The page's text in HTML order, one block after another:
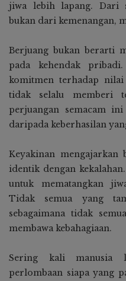
jiwa lebih lapang. Dari
bukan dari kemenangan,
Berjuang bukan berarti
pada kehendak
komitmen terhadap
tidak selalu memberi
perjuangan semacam
daripada keberhasilan
Keyakinan mengajarkan
identik dengan
untuk mematangkan
Tidak semua yang
sebagaimana tidak
membawa kebahagiaan.
Sering kali manusia
perlombaan siapa yang